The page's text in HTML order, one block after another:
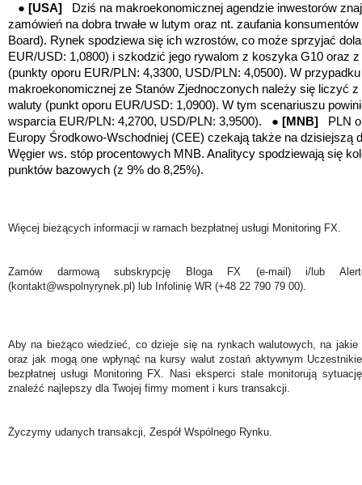
● [USA]
Dziś na makroekonomicznej agendzie inwestorów
zamówień na dobra trwałe w lutym oraz nt. zaufania
Board). Rynek spodziewa się ich wzrostów, co może sprzyjać
EUR/USD: 1,0800) i szkodzić jego rywalom z koszyka G10 oraz
(punkty oporu EUR/PLN: 4,3300, USD/PLN: 4,0500). W
makroekonomicznej ze Stanów Zjednoczonych należy się liczyć
waluty (punkt oporu EUR/USD: 1,0900). W tym scenariuszu
wsparcia EUR/PLN: 4,2700, USD/PLN: 3,9500). ● [MNB]
PLN
Europy Środkowo-Wschodniej (CEE) czekają także na dzisiejszą
Węgier ws. stóp procentowych MNB. Analitycy spodziewają się
punktów bazowych (z 9% do 8,25%).
Więcej bieżących informacji w ramach bezpłatnej usługi Monitoring FX.
Zamów darmową subskrypcję Bloga FX (e-mail) i/lub
(kontakt@wspolnyrynek.pl) lub Infolinię WR (+48 22 790 79 00).
Aby na bieżąco wiedzieć, co dzieje się na rynkach walutowych, na
oraz jak mogą one wpłynąć na kursy walut zostań aktywnym
bezpłatnej usługi Monitoring FX. Nasi eksperci stale monitorują
znaleźć najlepszy dla Twojej firmy moment i kurs transakcji.
Życzymy udanych transakcji, Zespół Wspólnego Rynku.